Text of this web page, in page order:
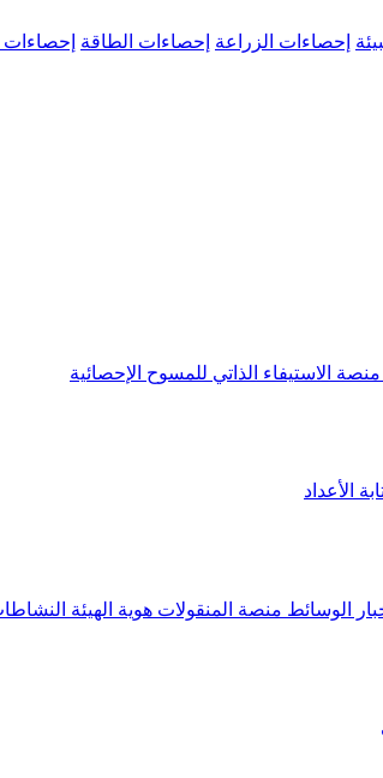
إحصاءات الزراعة إحصاءات الطاقة إحصاءات
منصة الاستيفاء الذاتي للمسوح الإحصائية
الأعداد
الوسائط منصة المنقولات هوية الهيئة